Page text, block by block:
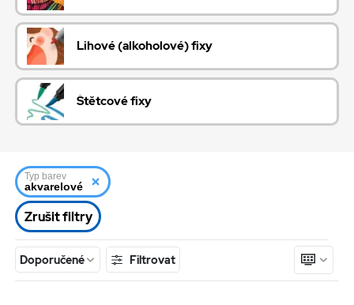
Lihové (alkoholové) fixy
Štětcové fixy
Typ barev
akvarelové
Zrušit filtry
Doporučené Filtrovat